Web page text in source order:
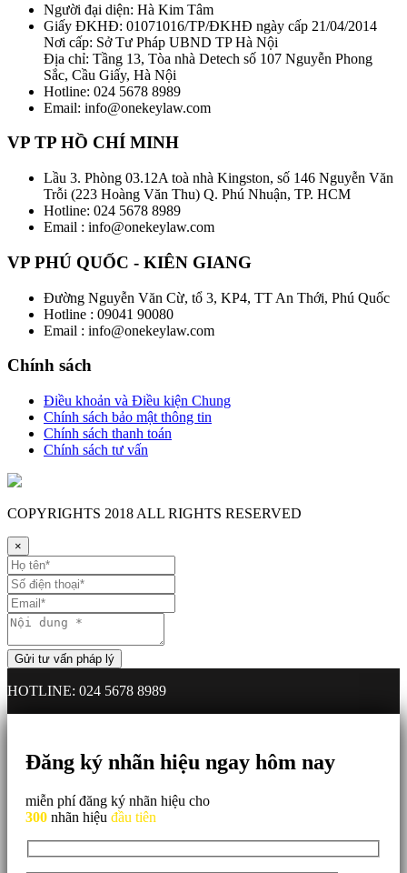
Người đại diện: Hà Kim Tâm
Giấy ĐKHĐ: 01071016/TP/ĐKHĐ ngày cấp 21/04/2014
Nơi cấp: Sở Tư Pháp UBND TP Hà Nội
Địa chỉ: Tầng 13, Tòa nhà Detech số 107 Nguyễn Phong
Sắc, Cầu Giấy, Hà Nội
Hotline: 024 5678 8989
Email: info@onekeylaw.com
VP TP HỒ CHÍ MINH
Lầu 3. Phòng 03.12A toà nhà Kingston, số 146 Nguyễn Văn
Trỗi (223 Hoàng Văn Thu) Q. Phú Nhuận, TP. HCM
Hotline: 024 5678 8989
Email : info@onekeylaw.com
VP PHÚ QUỐC - KIÊN GIANG
Đường Nguyễn Văn Cừ, tổ 3, KP4, TT An Thới, Phú Quốc
Hotline : 09041 90080
Email : info@onekeylaw.com
Chính sách
Điều khoản và Điều kiện Chung
Chính sách bảo mật thông tin
Chính sách thanh toán
Chính sách tư vấn
COPYRIGHTS 2018 ALL RIGHTS RESERVED
×
HOTLINE: 024 5678 8989
Đăng ký nhãn hiệu ngay hôm nay
miễn phí đăng ký nhãn hiệu cho
300 nhãn hiệu đầu tiên